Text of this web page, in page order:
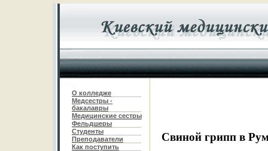
О колледже
Медсестры -
бакалавры
Медицинские сестры
Фельдшеры
Студенты
Преподаватели
Как поступить
Свиной грипп в